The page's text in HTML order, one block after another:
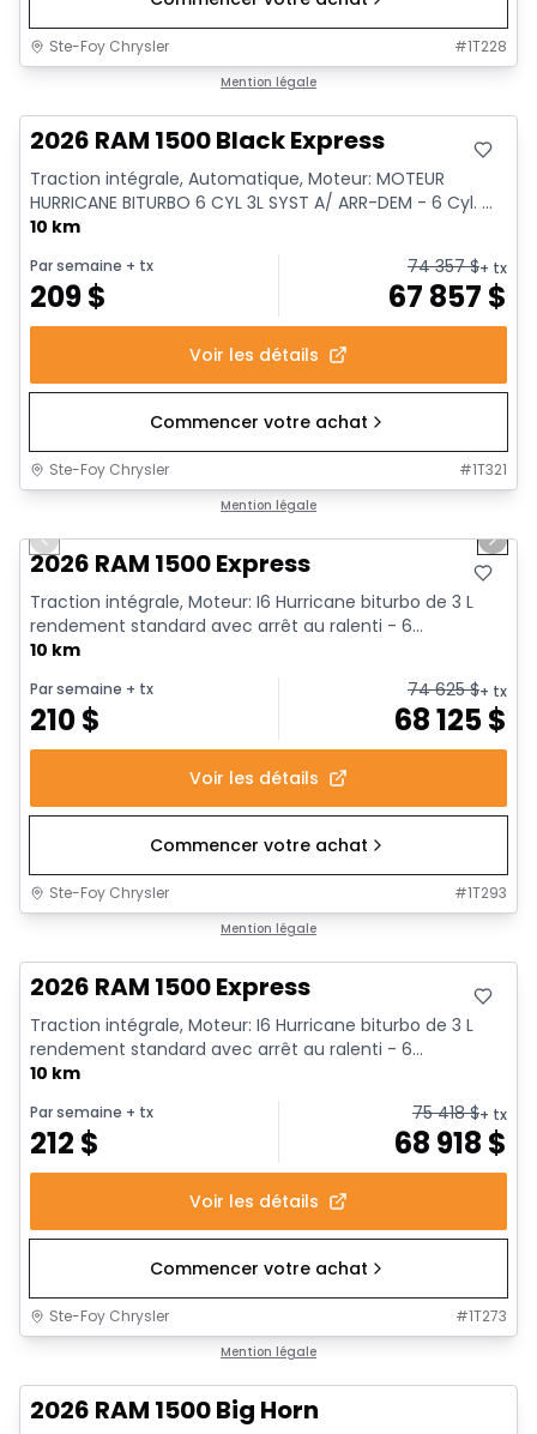
Ste-Foy Chrysler #1T228
Mention légale
2026 RAM 1500 Black Express
Traction intégrale, Automatique, Moteur: MOTEUR
HURRICANE BITURBO 6 CYL 3L SYST A/ ARR-DEM - 6 Cyl. ...
10 km
Par semaine + tx
209$
74 357$+ tx
67 857 $
Voir les détails
Commencer votre achat
Ste-Foy Chrysler #1T321
Mention légale
Previous slide Next
2026 RAM 1500 Express
Traction intégrale, Moteur: I6 Hurricane biturbo de 3 L
rendement standard avec arrêt au ralenti - 6...
10 km
Par semaine + tx
210$
74 625$+ tx
68 125$
Voir les détails
Commencer votre achat
Ste-Foy Chrysler #1T293
Mention légale
2026 RAM 1500 Express
Traction intégrale, Moteur: I6 Hurricane biturbo de 3 L
rendement standard avec arrêt au ralenti - 6...
10 km
Par semaine + tx
212 $
75 418$+ tx
68 918 $
Voir les détails
Commencer votre achat
Ste-Foy Chrysler #1T273
Mention légale
2026 RAM 1500 Big Horn